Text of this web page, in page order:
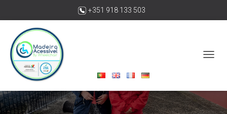
+351 918 133 503
madeiraacessivelbywheelchair@gmail.com
R
I
R